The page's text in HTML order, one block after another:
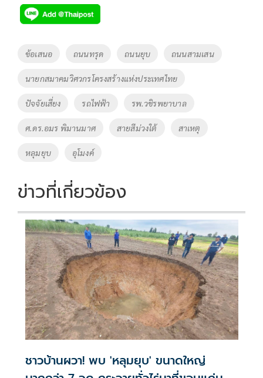
e
b
o
k
tt
er
p
y
Li
n
k
Tags
ข้อเสนอ ถนนทรุด ถนนยุบ ถนนสามเสน
นายกสมาคมวิศวกรโครงสร้างแห่งประเทศไทย
ปัจจัยเสี่ยง รถไฟฟ้า รพ.วชิรพยาบาล
ศ.ดร.อมร พิมานมาศ สายสีม่วงใต้ สาเหตุ
หลุมยุบ อุโมงค์
ข่าวที่เกี่ยวข้อง
ชาวบ้านผวา! พบ 'หลุมยุบ' ขนาดใหญ่